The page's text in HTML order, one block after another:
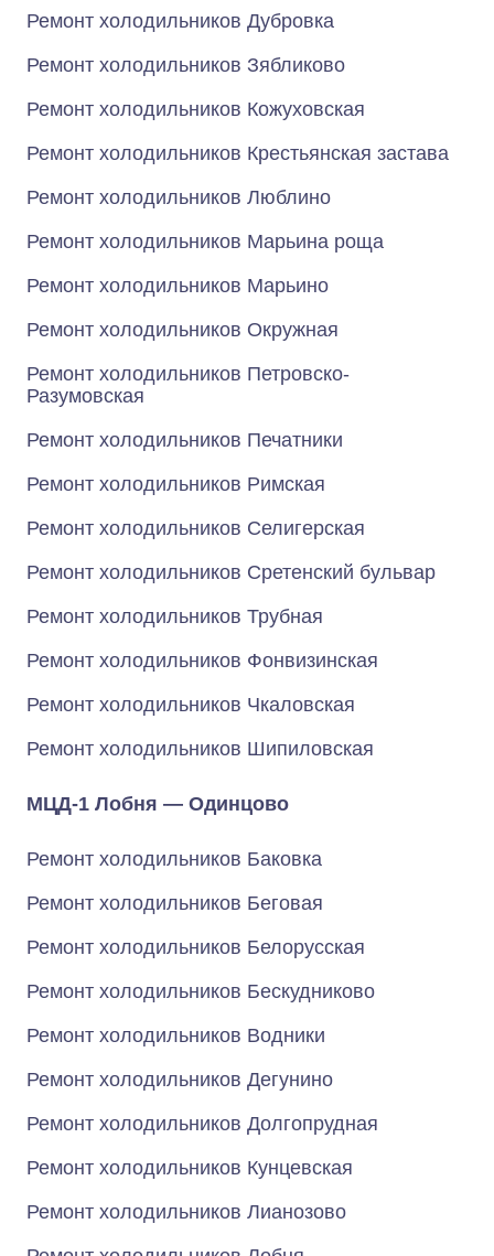
Ремонт холодильников Дубровка
Ремонт холодильников Зябликово
Ремонт холодильников Кожуховская
Ремонт холодильников Крестьянская застава
Ремонт холодильников Люблино
Ремонт холодильников Марьина роща
Ремонт холодильников Марьино
Ремонт холодильников Окружная
Ремонт холодильников Петровско-
Разумовская
Ремонт холодильников Печатники
Ремонт холодильников Римская
Ремонт холодильников Селигерская
Ремонт холодильников Сретенский бульвар
Ремонт холодильников Трубная
Ремонт холодильников Фонвизинская
Ремонт холодильников Чкаловская
Ремонт холодильников Шипиловская
МЦД-1 Лобня — Одинцово
Ремонт холодильников Баковка
Ремонт холодильников Беговая
Ремонт холодильников Белорусская
Ремонт холодильников Бескудниково
Ремонт холодильников Водники
Ремонт холодильников Дегунино
Ремонт холодильников Долгопрудная
Ремонт холодильников Кунцевская
Ремонт холодильников Лианозово